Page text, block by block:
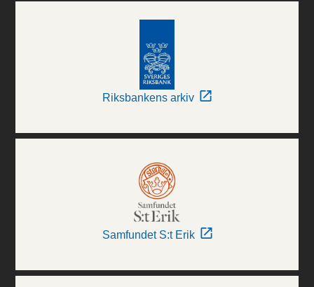
Riksbankens arkiv
Samfundet S:t Erik